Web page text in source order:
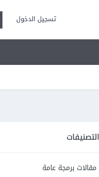
تسجيل الدخول
التصنيفات
مقالات برمجة عامة